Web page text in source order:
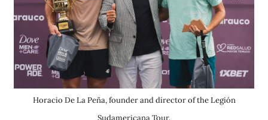
Horacio De La Peña, founder and director of the Legión
Sudamericana Tour.